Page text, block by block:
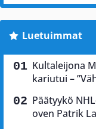
Luetuimmat
Kultaleijona
kariutui –
Päätyykö
oven Patrik